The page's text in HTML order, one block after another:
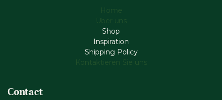
Home
Über uns
Shop
Inspiration
Shipping Policy
Kontaktieren Sie uns
Contact